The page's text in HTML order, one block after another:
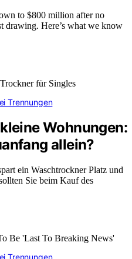
to $800 million after no
drawing. Here’s what we know
Trennungen
Wohnungen:
allein?
ein Waschtrockner Platz und
Sie beim Kauf des
Trennungen